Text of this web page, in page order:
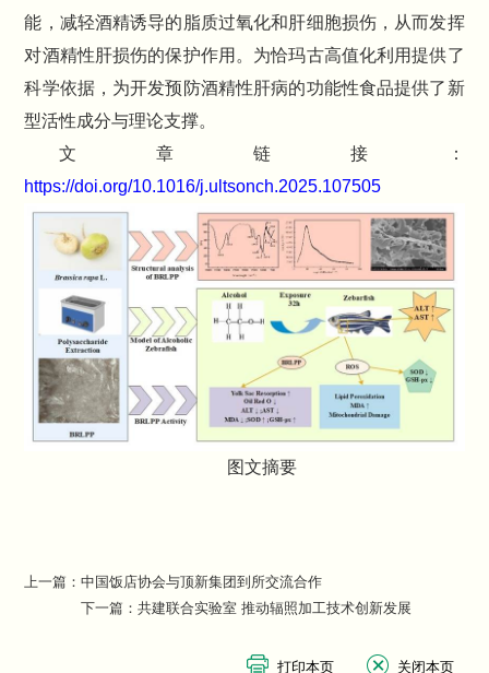
能，减轻酒精诱导的脂质过氧化和肝细胞损伤，从而发挥
对酒精性肝损伤的保护作用。为恰玛古高值化利用提供了
科学依据，为开发预防酒精性肝病的功能性食品提供了新
型活性成分与理论支撑。
文章链接：
https://doi.org/10.1016/j.ultsonch.2025.107505
图文摘要
上一篇：中国饭店协会与顶新集团到所交流合作
下一篇：共建联合实验室 推动辐照加工技术创新发展